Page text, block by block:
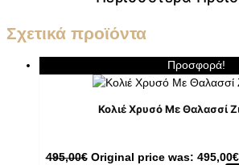
Σχετικά προϊόντα
Προσφορά!
Κολιέ Χρυσό Με Θαλασσί
495,00€ Original price was: